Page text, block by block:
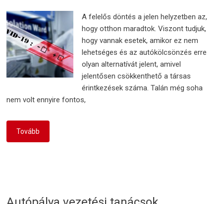
A felelős döntés a jelen helyzetben az,
hogy otthon maradtok. Viszont tudjuk,
hogy vannak esetek, amikor ez nem
lehetséges és az autókölcsönzés erre
olyan alternatívát jelent, amivel
jelentősen csökkenthető a társas
érintkezések száma. Talán még soha
nem volt ennyire fontos,
Tovább